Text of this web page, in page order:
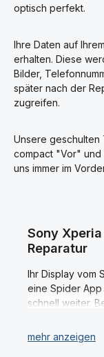
compact Handy
sofort
Wartezeiten
optisch perfekt.
Ihre Daten auf
erhalten. Diese
Bilder,
später nach der
zugreifen.
Unsere geschulten
compact "Vor" und
uns immer im
Sony
Reparatur
Ihr Display vom
eine Spider
schnell weiter.
Dabei
und Ersatzteile;